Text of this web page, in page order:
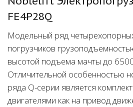
FE4P28Q
Модельный ряд
погрузчиков
высотой подъема мачты до
Отличительной особенностью
ряда Q-серии является
двигателями как на привод